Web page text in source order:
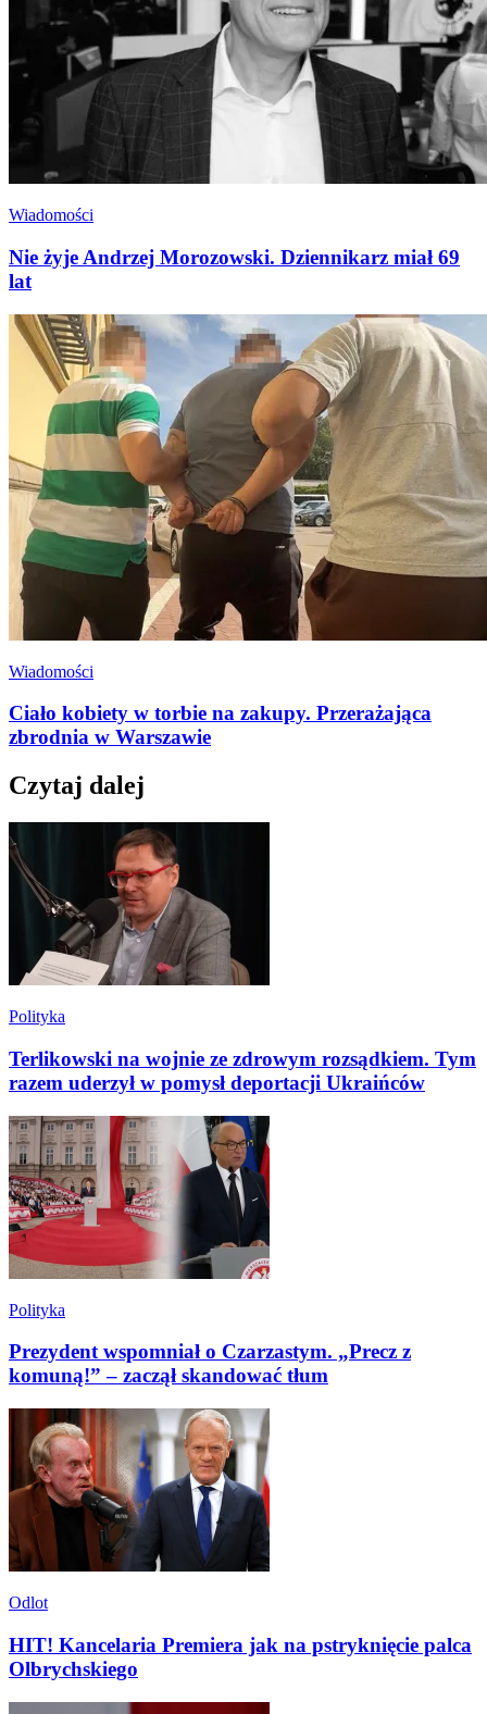
Wiadomości
Nie żyje Andrzej Morozowski. Dziennikarz miał 69
lat
Wiadomości
Ciało kobiety w torbie na zakupy. Przerażająca
zbrodnia w Warszawie
Czytaj dalej
Polityka
Terlikowski na wojnie ze zdrowym rozsądkiem. Tym
razem uderzył w pomysł deportacji Ukraińców
Polityka
Prezydent wspomniał o Czarzastym. „Precz z
komuną!” – zaczął skandować tłum
Odlot
HIT! Kancelaria Premiera jak na pstryknięcie palca
Olbrychskiego